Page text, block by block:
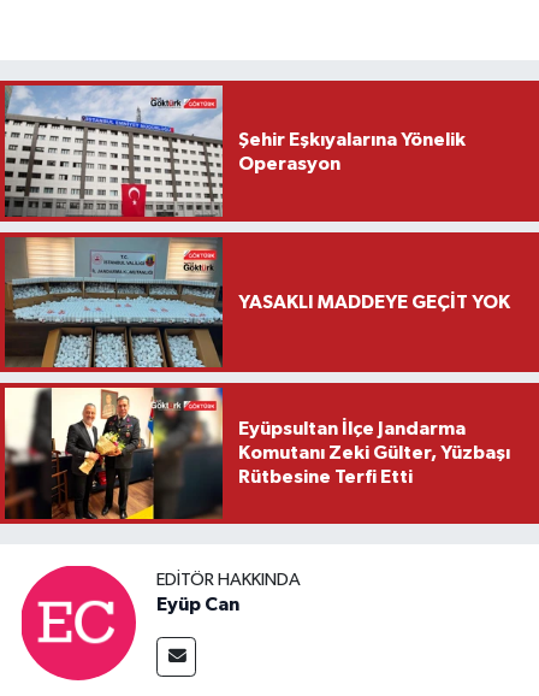
Şehir Eşkıyalarına Yönelik
Operasyon
YASAKLI MADDEYE GEÇİT YOK
Eyüpsultan İlçe Jandarma
Komutanı Zeki Gülter, Yüzbaşı
Rütbesine Terfi Etti
EDITÖR HAKKINDA
Eyüp Can